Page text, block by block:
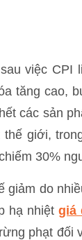
việc
tăng cao,
các sản
giới,
30%
giảm do
hạ nhiệt giá
phạt